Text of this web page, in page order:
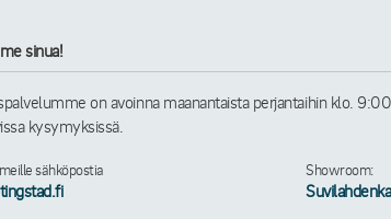
sinua!
on avoinna maanantaista perjantaihin klo.
kysymyksissä.
sähköpostia Showroom: